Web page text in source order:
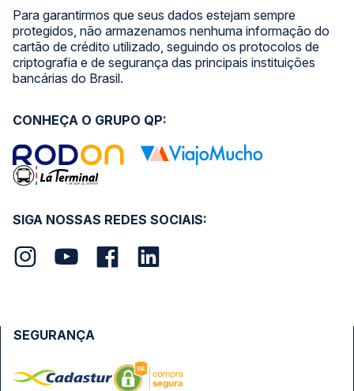
Para garantirmos que seus dados estejam sempre
protegidos, não armazenamos nenhuma informação do
cartão de crédito utilizado, seguindo os protocolos de
criptografia e de segurança das principais instituições
bancárias do Brasil.
SIGA NOSSAS REDES SOCIAIS:
CONHEÇA O GRUPO QP:
SEGURANÇA